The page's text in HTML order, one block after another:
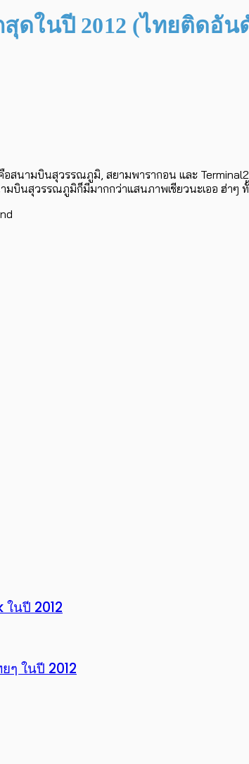
ดในปี 2012 (ไทยติดอัน
อสนามบินสุวรรณภูมิ, สยามพารากอน และ
มบินสุวรรณภูมิก็มีมากกว่าแสนภาพเชียวนะเออ ฮ่าๆ
นปี 2012
ๆ ในปี 2012